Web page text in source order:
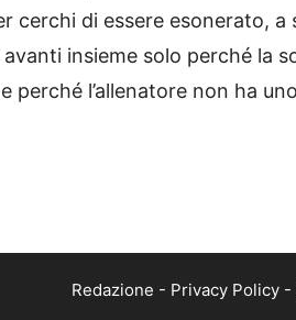
cerchi di essere esonerato,
insieme solo perché la
perché l’allenatore non ha
Redazione - Privacy Policy-